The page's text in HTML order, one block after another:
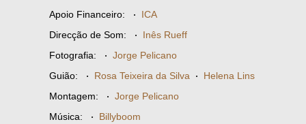
Apoio Financeiro: · ICA
Direcção de Som: · Inês Rueff
Fotografia: · Jorge Pelicano
Guião: · Rosa Teixeira da Silva · Helena Lins
Montagem: · Jorge Pelicano
Música: · Billyboom